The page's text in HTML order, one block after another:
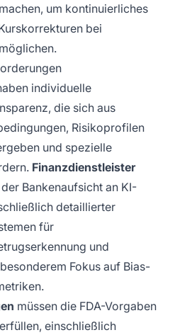
um kontinuierliches
bei
individuelle
die sich aus
Risikoprofilen
und spezielle
Finanzdienstleister
Bankenaufsicht an KI-
detaillierter
für
und
Fokus auf Bias-
müssen die FDA-Vorgaben
einschließlich